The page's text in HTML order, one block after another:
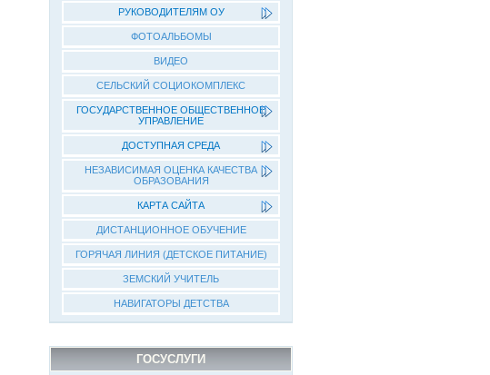
РУКОВОДИТЕЛЯМ ОУ
ФОТОАЛЬБОМЫ
ВИДЕО
СЕЛЬСКИЙ СОЦИОКОМПЛЕКС
ГОСУДАРСТВЕННОЕ ОБЩЕСТВЕННОЕ
УПРАВЛЕНИЕ
ДОСТУПНАЯ СРЕДА
НЕЗАВИСИМАЯ ОЦЕНКА КАЧЕСТВА
ОБРАЗОВАНИЯ
КАРТА САЙТА
ДИСТАНЦИОННОЕ ОБУЧЕНИЕ
ГОРЯЧАЯ ЛИНИЯ (ДЕТСКОЕ ПИТАНИЕ)
ЗЕМСКИЙ УЧИТЕЛЬ
НАВИГАТОРЫ ДЕТСТВА
ГОСУСЛУГИ